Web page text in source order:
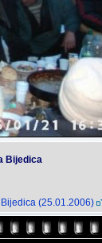
Bijedica
(25.01.2006)